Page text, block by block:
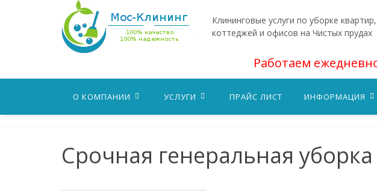
Клининговые услуги по уборке квартир,
коттеджей и офисов на Чистых прудах
Работаем
О КОМПАНИИ УСЛУГИ ПРАЙС ЛИСТ ИНФОРМАЦИЯ
Срочная генеральная